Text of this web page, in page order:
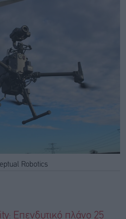
Robotics
Επενδυτικό πλάνο 25